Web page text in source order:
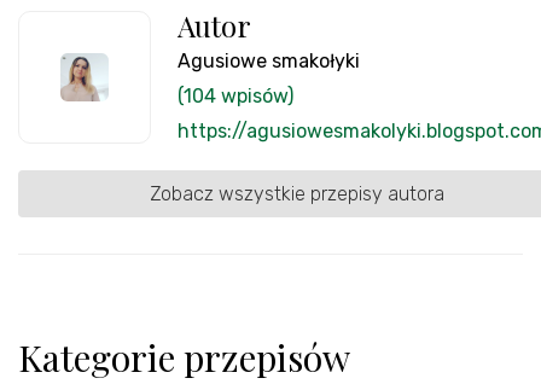
Autor
Agusiowe smakołyki
(104 wpisów)
https://
Zobacz wszystkie przepisy autora
Kategorie przepisów